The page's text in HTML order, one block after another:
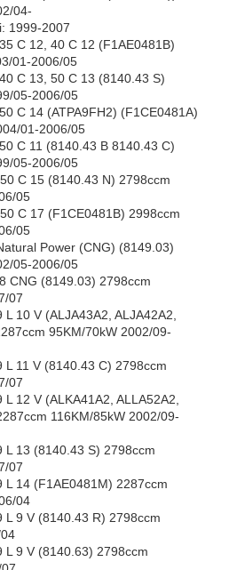
04-
1999-2007
C 12, 40 C 12 (F1AE0481B)
01-2006/05
C 13, 50 C 13 (8140.43 S)
05-2006/05
C 14 (ATPA9FH2) (F1CE0481A)
01-2006/05
C 11 (8140.43 B 8140.43 C)
05-2006/05
C 15 (8140.43 N) 2798ccm
05
C 17 (F1CE0481B) 2998ccm
05
Power (CNG) (8149.03)
05-2006/05
CNG (8149.03) 2798ccm
07
10 V (ALJA43A2, ALJA42A2,
95KM/70kW 2002/09-
L 11 V (8140.43 C) 2798ccm
07
12 V (ALKA41A2, ALLA52A2,
116KM/85kW 2002/09-
L 13 (8140.43 S) 2798ccm
07
L 14 (F1AE0481M) 2287ccm
04
L 9 V (8140.43 R) 2798ccm
L 9 V (8140.63) 2798ccm